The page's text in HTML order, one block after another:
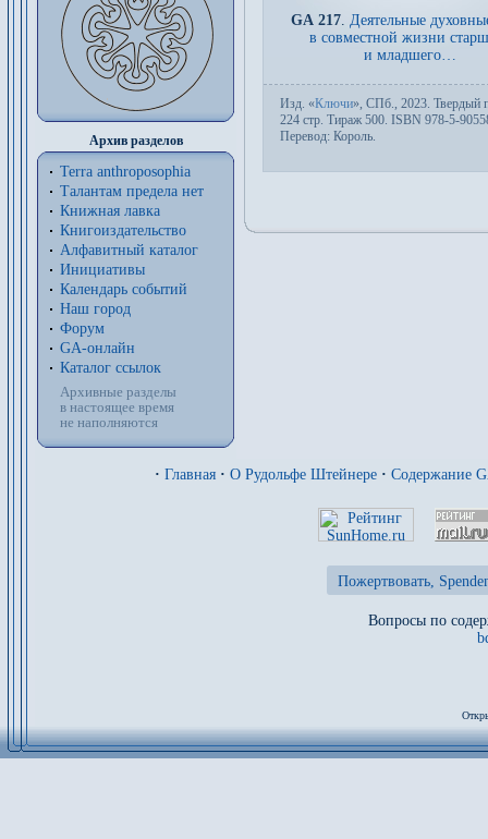
Архив разделов
Terra anthroposophia
Талантам предела нет
Книжная лавка
Книгоиздательство
Алфавитный каталог
Инициативы
Календарь событий
Наш город
Форум
GA-онлайн
Каталог ссылок
Архивные разделы
в настоящее время
не наполняются
GA 217. Деятельные
в совместной жизни
и младшего…
Изд. «Ключи», СПб., 2023. Твер­дый
224 стр. Тираж 500. ISBN 978-5-
Пере­вод: Король.
· Главная · О Рудольфе Штейнере · Содержание
Пожертвовать,
Вопросы по